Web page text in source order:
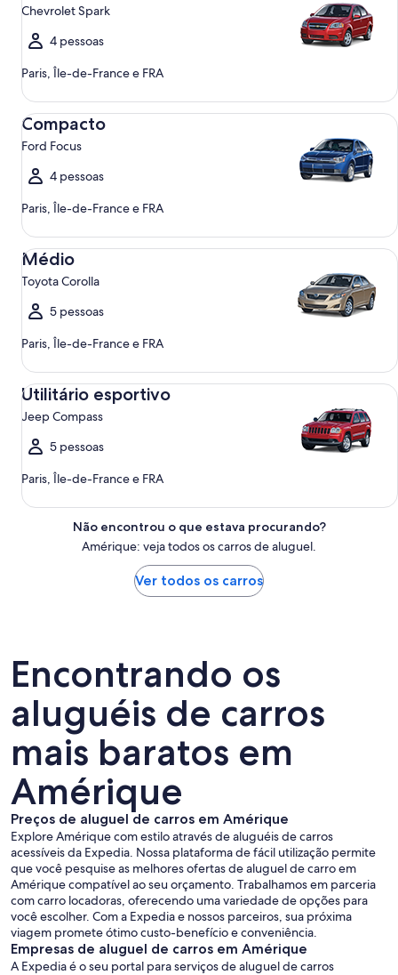
Chevrolet Spark
4 pessoas
Paris, Île-de-France e FRA
Compacto
Ford Focus
4 pessoas
Paris, Île-de-France e FRA
Compacto Ford Focus
Médio
Toyota Corolla
5 pessoas
Paris, Île-de-France e FRA
Médio Toyota Corolla
Utilitário esportivo
Jeep Compass
5 pessoas
Paris, Île-de-France e FRA
Utilitário esportivo Jeep Compass
Não encontrou o que estava procurando?
Amérique: veja todos os carros de aluguel.
Ver todos os carros
Encontrando os
aluguéis de carros
mais baratos em
Amérique
Preços de aluguel de carros em Amérique
Explore Amérique com estilo através de aluguéis de carros
acessíveis da Expedia. Nossa plataforma de fácil utilização permite
que você pesquise as melhores ofertas de aluguel de carro em
Amérique compatível ao seu orçamento. Trabalhamos em parceria
com carro locadoras, oferecendo uma variedade de opções para
você escolher. Com a Expedia e nossos parceiros, sua próxima
viagem promete ótimo custo-benefício e conveniência.
Empresas de aluguel de carros em Amérique
A Expedia é o seu portal para serviços de aluguel de carros